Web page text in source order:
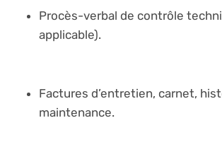
Procès-verbal de contrôle
applicable).
Factures d’entretien, carnet,
maintenance.